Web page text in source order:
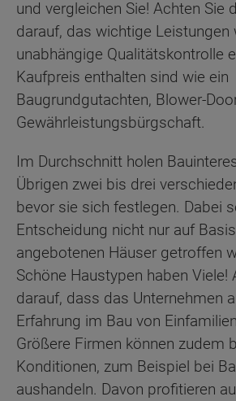
und vergleichen Sie! Achten Sie
darauf, das wichtige Leistungen
unabhängige Qualitätskontrolle
Kaufpreis enthalten sind wie ein
Baugrundgutachten, Blower-
Gewährleistungsbürgschaft.
Im Durchschnitt holen
Übrigen zwei bis drei
bevor sie sich festlegen. Dabei
Entscheidung nicht nur auf
angebotenen Häuser getroffen
Schöne Haustypen haben Viele!
darauf, dass das Unternehmen
Erfahrung im Bau von
Größere Firmen können zudem
Konditionen, zum Beispiel bei
aushandeln. Davon profitieren